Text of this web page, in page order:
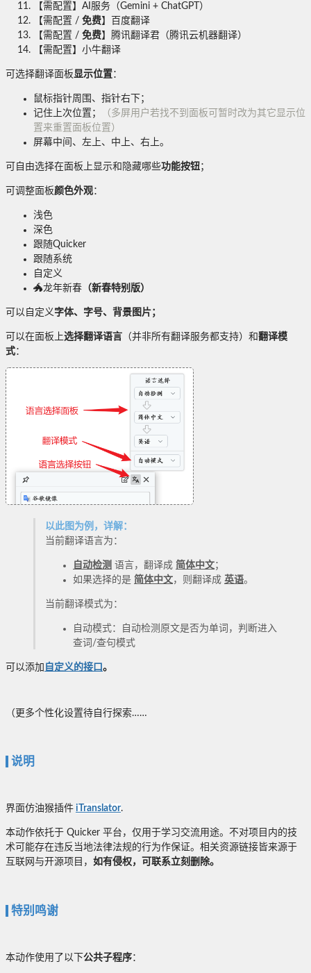
【需配置】AI服务（Gemini + ChatGPT）
【需配置 / 免费】百度翻译
【需配置 / 免费】腾讯翻译君（腾讯云机器翻译）
【需配置】小牛翻译
可选择翻译面板显示位置：
鼠标指针周围、指针右下；
记住上次位置；
（多屏用户若找不到面板可暂时改为其它显示位
置来重置面板位置）
屏幕中间、左上、中上、右上。
可自由选择在面板上显示和隐藏哪些功能按钮；
可调整面板颜色外观：
浅色
深色
跟随Quicker
跟随系统
自定义
🐲龙年新春 （新春特别版）
可以自定义字体、字号、背景图片；
可以在面板上选择翻译语言 （并非所有翻译服务都支持）和翻译模
式：
以此图为例，详解：
当前翻译语言为：
自动检测 语言，翻译成 简体中文；
如果选择的是 简体中文，则翻译成 英语。
当前翻译模式为：
自动模式：自动检测原文是否为单词，判断进入
查词/查句模式
可以添加 自定义的接口。
（更多个性化设置待自行探索……
说明
界面仿油猴插件 iTranslator.
本动作依托于 Quicker 平台，仅用于学习交流用途。不对项目内的技
术可能存在违反当地法律法规的行为作保证。相关资源链接皆来源于
互联网与开源项目， 如有侵权，可联系立刻删除。
特别鸣谢
本动作使用了以下公共子程序：